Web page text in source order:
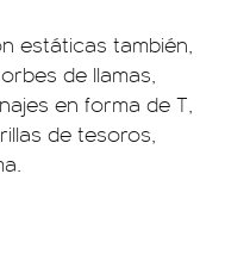
estáticas también,
de llamas,
en forma de T,
de tesoros,